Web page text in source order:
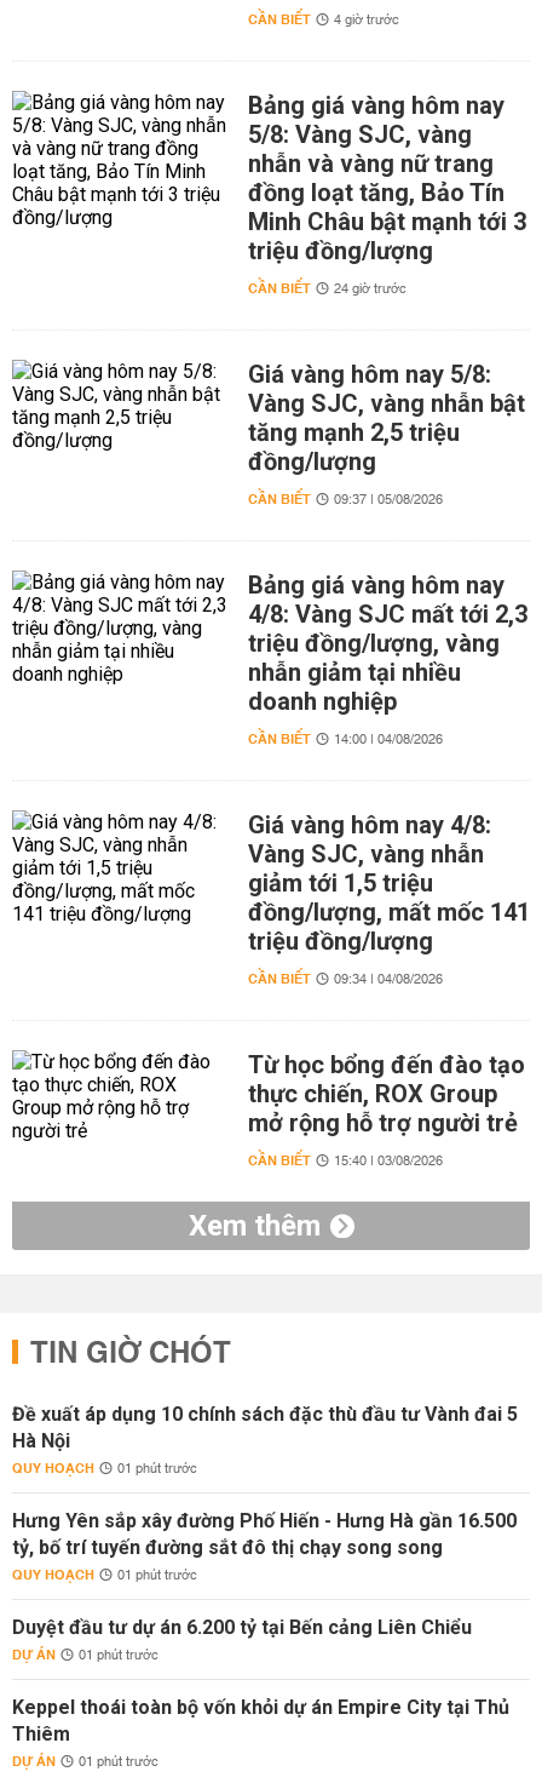
CẦN BIẾT 4 giờ trước
Bảng giá vàng hôm nay
5/8: Vàng SJC, vàng
nhẫn và vàng nữ trang
đồng loạt tăng, Bảo Tín
Minh Châu bật mạnh tới 3
triệu đồng/lượng
CẦN BIẾT 24 giờ trước
Giá vàng hôm nay 5/8:
Vàng SJC, vàng nhẫn bật
tăng mạnh 2,5 triệu
đồng/lượng
CẦN BIẾT 09:37 | 05/08/2026
Bảng giá vàng hôm nay
4/8: Vàng SJC mất tới 2,3
triệu đồng/lượng, vàng
nhẫn giảm tại nhiều
doanh nghiệp
CẦN BIẾT 14:00 | 04/08/2026
Giá vàng hôm nay 4/8:
Vàng SJC, vàng nhẫn
giảm tới 1,5 triệu
đồng/lượng, mất mốc 141
triệu đồng/lượng
CẦN BIẾT 09:34 | 04/08/2026
Từ học bổng đến đào tạo
thực chiến, ROX Group
mở rộng hỗ trợ người trẻ
CẦN BIẾT 15:40 | 03/08/2026
Xem thêm
TIN GIỜ CHÓT
Đề xuất áp dụng 10 chính sách đặc thù đầu tư Vành đai 5
Hà Nội
QUY HOẠCH 01 phút trước
Hưng Yên sắp xây đường Phố Hiến - Hưng Hà gần 16.500
tỷ, bố trí tuyến đường sắt đô thị chạy song song
QUY HOẠCH 01 phút trước
Duyệt đầu tư dự án 6.200 tỷ tại Bến cảng Liên Chiểu
DỰ ÁN 01 phút trước
Keppel thoái toàn bộ vốn khỏi dự án Empire City tại Thủ
Thiêm
DỰ ÁN 01 phút trước